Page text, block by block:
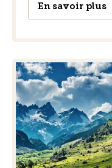
En savoir plus